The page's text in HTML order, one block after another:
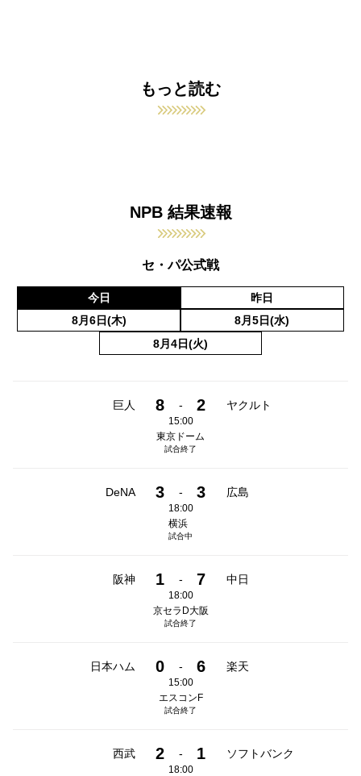
もっと読む
NPB 結果速報
セ・パ公式戦
今日
昨日
8月6日(木)
8月5日(水)
8月4日(火)
巨人 8 - 2 ヤクルト
15:00
東京ドーム
試合終了
DeNA 3 - 3 広島
18:00
横浜
試合中
阪神 1 - 7 中日
18:00
京セラD大阪
試合終了
日本ハム 0 - 6 楽天
15:00
エスコンF
試合終了
西武 2 - 1 ソフトバンク
18:00